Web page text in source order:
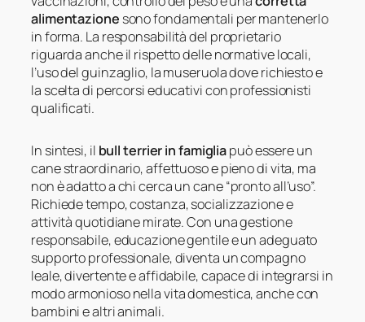
alimentazione sono fondamentali per mantenerlo
in forma. La responsabilità del proprietario
riguarda anche il rispetto delle normative locali,
l’uso del guinzaglio, la museruola dove richiesto e
la scelta di percorsi educativi con professionisti
qualificati.
In sintesi, il bull terrier in famigliapuò essere un
cane straordinario, affettuoso e pieno di vita, ma
non è adatto a chi cerca un cane “pronto all’uso”.
Richiede tempo, costanza, socializzazione e
attività quotidiane mirate. Con una gestione
responsabile, educazione gentile e un adeguato
supporto professionale, diventa un compagno
leale, divertente e affidabile, capace di integrarsi in
modo armonioso nella vita domestica, anche con
bambini e altri animali.